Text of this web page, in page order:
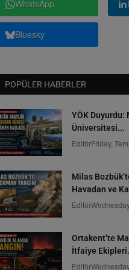
WhatsApp
Bluesky
POPÜLER HABERLER
YÖK Duyurdu:
Üniversitesi...
EditörFriday,
Milas
Havadan ve
Editör
Ortakent’te
İtfaiye
Editör